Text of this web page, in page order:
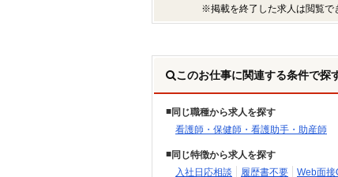
※掲載を終了した求人は閲覧で
このお仕事に関連する条件で探
同じ職種から求人を探す
看護師・保健師・看護助手・助産師
同じ特徴から求人を探す
入社日応相談
履歴書不要 Web面接